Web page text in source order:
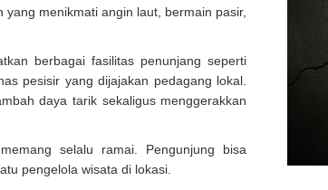
menikmati angin laut, bermain pasir,
berbagai fasilitas penunjang seperti
pesisir yang dijajakan pedagang lokal.
daya tarik sekaligus menggerakkan
selalu ramai. Pengunjung bisa
pengelola wisata di lokasi.